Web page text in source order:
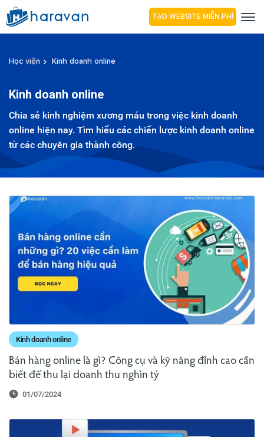
TẠO WEBSITE MIỄN PHÍ
Học viện Kinh doanh online
Kinh doanh online
Chia sẻ kinh nghiệm xương máu trong việc kinh doanh
online hiện nay. Tìm hiểu các chiến lược kinh doanh online
từ các chuyên gia thành công.
Kinh doanh online
Bán hàng online là gì? Công cụ và kỹ năng đỉnh cao cần
biết để thu lại doanh thu nghìn tỷ
01/07/2024